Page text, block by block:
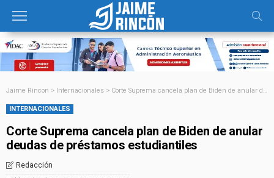
Jaime Rincon > Internacionales > Corte Suprema cancela plan de Biden de anular deudas de préstamos estudiantiles
INTERNACIONALES
Corte Suprema cancela plan de Biden de anular
deudas de préstamos estudiantiles
Redacción